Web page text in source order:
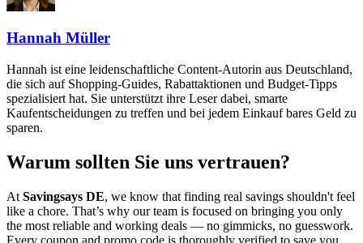
Hannah Müller
Hannah ist eine leidenschaftliche Content-Autorin aus Deutschland,
die sich auf Shopping-Guides, Rabattaktionen und Budget-Tipps
spezialisiert hat. Sie unterstützt ihre Leser dabei, smarte
Kaufentscheidungen zu treffen und bei jedem Einkauf bares Geld zu
sparen.
Warum sollten Sie uns vertrauen?
At Savingsays DE, we know that finding real savings shouldn't feel
like a chore. That’s why our team is focused on bringing you only
the most reliable and working deals — no gimmicks, no guesswork.
Every coupon and promo code is thoroughly verified to save you